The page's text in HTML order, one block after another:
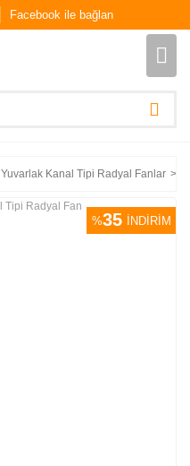
Facebook ile bağlan
Yuvarlak Kanal Tipi Radyal Fanlar
%35 İNDİRİM